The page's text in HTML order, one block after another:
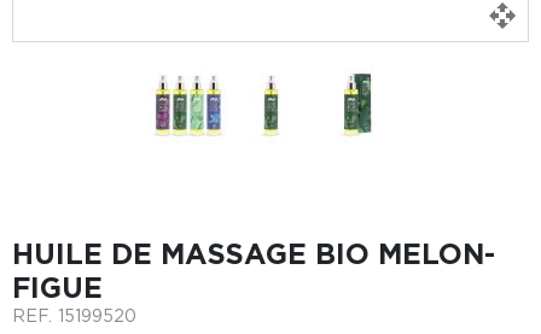
HUILE DE MASSAGE BIO MELON-
FIGUE
REF. 15199520